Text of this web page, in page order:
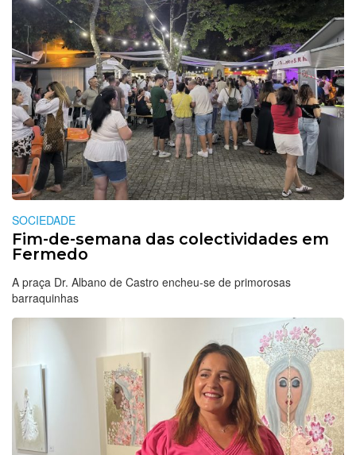
SOCIEDADE
Fim-de-semana das colectividades em
Fermedo
A praça Dr. Albano de Castro encheu-se de primorosas
barraquinhas